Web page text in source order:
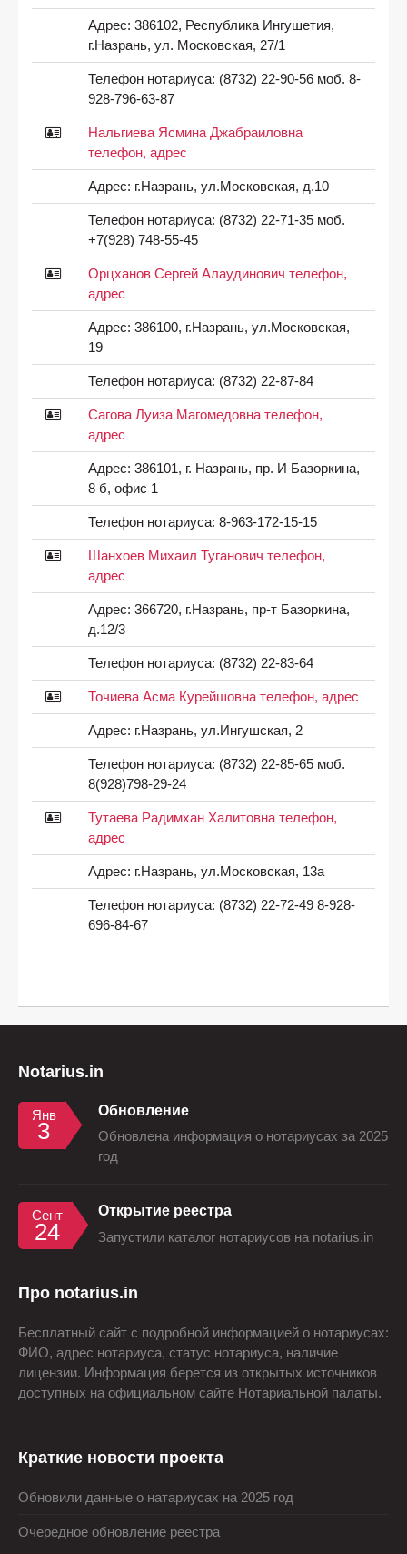
Адрес: 386102, Республика Ингушетия,
г.Назрань, ул. Московская, 27/1
Телефон нотариуса: (8732) 22-90-56 моб. 8-
928-796-63-87
Нальгиева Ясмина Джабраиловна
телефон, адрес
Адрес: г.Назрань, ул.Московская, д.10
Телефон нотариуса: (8732) 22-71-35 моб.
+7(928) 748-55-45
Орцханов Сергей Алаудинович телефон,
адрес
Адрес: 386100, г.Назрань, ул.Московская,
19
Телефон нотариуса: (8732) 22-87-84
Сагова Луиза Магомедовна телефон,
адрес
Адрес: 386101, г. Назрань, пр. И Базоркина,
8 б, офис 1
Телефон нотариуса: 8-963-172-15-15
Шанхоев Михаил Туганович телефон,
адрес
Адрес: 366720, г.Назрань, пр-т Базоркина,
д.12/3
Телефон нотариуса: (8732) 22-83-64
Точиева Асма Курейшовна телефон, адрес
Адрес: г.Назрань, ул.Ингушская, 2
Телефон нотариуса: (8732) 22-85-65 моб.
8(928)798-29-24
Тутаева Радимхан Халитовна телефон,
адрес
Адрес: г.Назрань, ул.Московская, 13а
Телефон нотариуса: (8732) 22-72-49 8-928-
696-84-67
Notarius.in
Янв
3
Обновление
Обновлена информация о нотариусах за 2025
год
Сент
24
Открытие реестра
Запустили каталог нотариусов на notarius.in
Про notarius.in
Бесплатный сайт с подробной информацией о нотариусах:
ФИО, адрес нотариуса, статус нотариуса, наличие
лицензии. Информация берется из открытых источников
доступных на официальном сайте Нотариальной палаты.
Краткие новости проекта
Обновили данные о натариусах на 2025 год
Очередное обновление реестра